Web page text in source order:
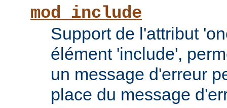
mod_include
Support de l'attribut
élément 'include',
un message d'erreur
place du message